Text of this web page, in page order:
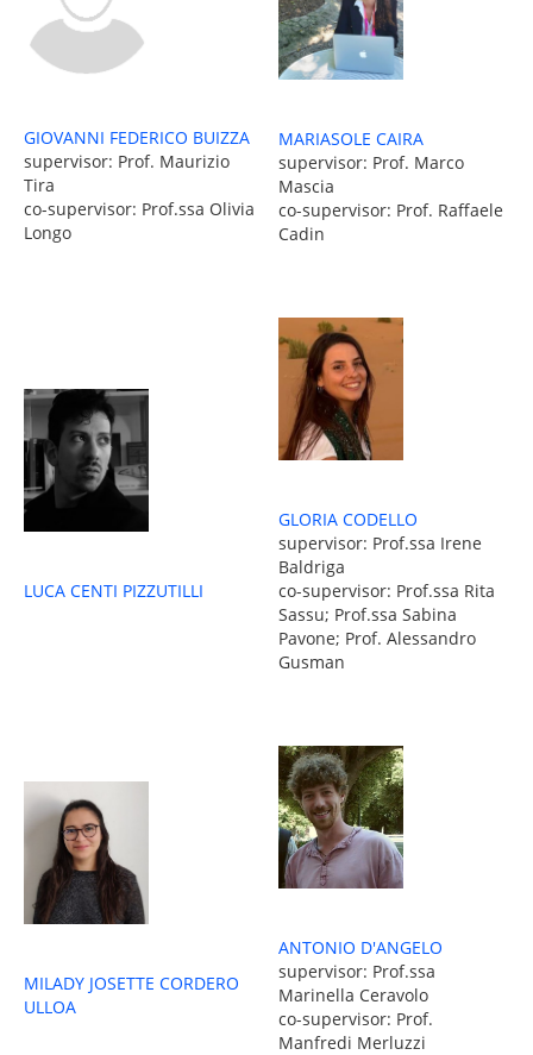
GIOVANNI FEDERICO BUIZZA
supervisor: Prof. Maurizio
Tira
co-supervisor: Prof.ssa Olivia
Longo
MARIASOLE CAIRA
supervisor: Prof. Marco
Mascia
co-supervisor: Prof. Raffaele
Cadin
LUCA CENTI PIZZUTILLI
GLORIA CODELLO
supervisor: Prof.ssa Irene
Baldriga
co-supervisor: Prof.ssa Rita
Sassu; Prof.ssa Sabina
Pavone; Prof. Alessandro
Gusman
MILADY JOSETTE CORDERO
ULLOA
ANTONIO D'ANGELO
supervisor: Prof.ssa
Marinella Ceravolo
co-supervisor: Prof.
Manfredi Merluzzi